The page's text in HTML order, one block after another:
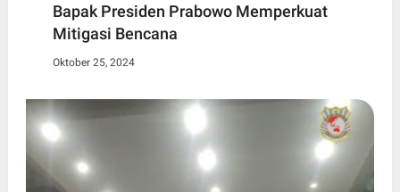
Bapak Presiden Prabowo Memperkuat
Mitigasi Bencana
Oktober 25, 2024